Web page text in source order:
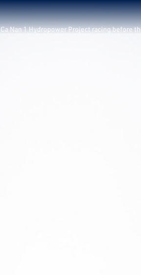
Ca Nan 1 Hydropower Project racing before